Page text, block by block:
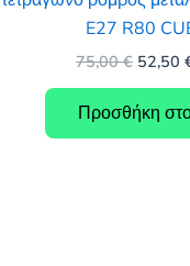
E27 R80
75,00€
was:
75,00
52,50
Προσθήκη